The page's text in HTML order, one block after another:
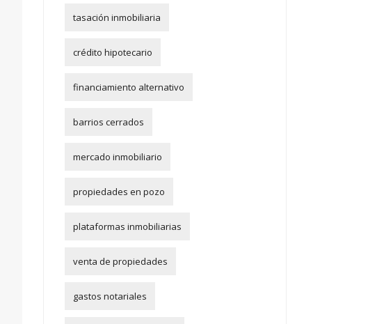
tasación inmobiliaria
crédito hipotecario
financiamiento alternativo
barrios cerrados
mercado inmobiliario
propiedades en pozo
plataformas inmobiliarias
venta de propiedades
gastos notariales